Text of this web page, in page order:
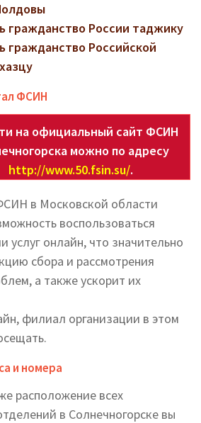
гражданство России таджику
гражданство Российской
ФСИН
на официальный сайт ФСИН
можно по адресу
http://www.50.fsin.su/.
в Московской области
воспользоваться
услуг онлайн, что значительно
сбора и рассмотрения
а также ускорит их
филиал организации в этом
и номера
расположение всех
в Солнечногорске вы